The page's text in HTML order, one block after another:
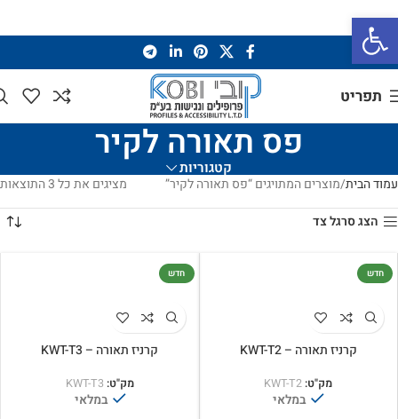
פתח סרגל נגישות
תפריט
פס תאורה לקיר
קטגוריות
עמוד הבית מוצרים המתויגים “פס תאורה לקיר”
מציגים את כל ⁦3⁩ התוצאות
הצג סרגל צד
חדש
קרניז תאורה – KWT-T2
מק"ט: KWT-T2
במלאי
חדש
קרניז תאורה – KWT-T3
מק"ט: KWT-T3
במלאי